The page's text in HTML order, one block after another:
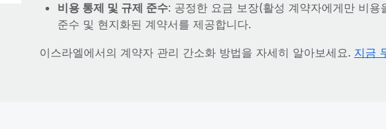
비용 통제 및 규제 준수: 공정한 요금 보장(활성 계약자에게만 비
준수 및 현지화된 계약서를 제공합니다.
이스라엘에서의 계약자 관리 간소화 방법을 자세히 알아보세요. 지금